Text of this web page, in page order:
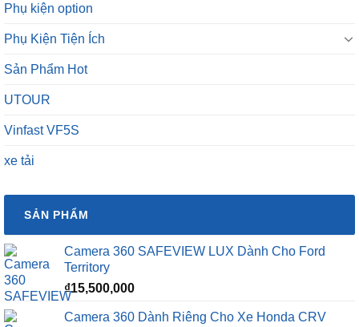
Phụ kiện option
Phụ Kiện Tiện Ích
Sản Phẩm Hot
UTOUR
Vinfast VF5S
xe tải
SẢN PHẨM
Camera 360 SAFEVIEW LUX Dành Cho Ford
Territory
₫15,500,000
Camera 360 Dành Riêng Cho Xe Honda CRV